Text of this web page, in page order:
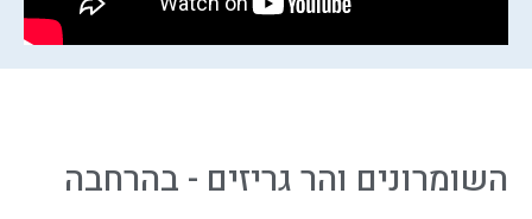
השומרונים והר גריזים - בהרחבה